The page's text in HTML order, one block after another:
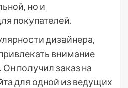
но и
покупателей.
дизайнера,
внимание
получил заказ на
для одной из ведущих